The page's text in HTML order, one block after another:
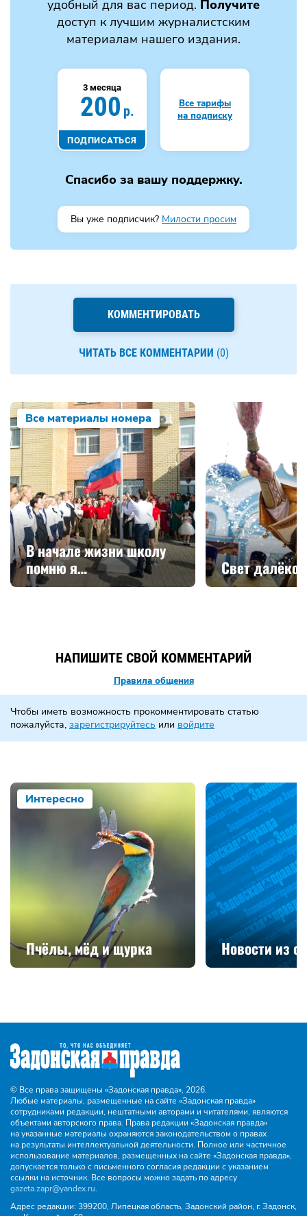
удобный для вас период. Получите
доступ к лучшим журналистским
материалам нашего издания.
3 месяца
200 р.
ПОДПИСАТЬСЯ
Все тарифы
на подписку
Спасибо за вашу поддержку.
Вы уже подписчик? Милости просим
КОММЕНТИРОВАТЬ
ЧИТАТЬ ВСЕ КОММЕНТАРИИ (0)
Все материалы номера
В начале жизни школу
помню я…
Свет
НАПИШИТЕ СВОЙ КОММЕНТАРИЙ
Правила общения
Чтобы иметь возможность прокомментировать статью
пожалуйста, зарегистрируйтесь или войдите
Интересно
Пчёлы, мёд и щурка Новости из
© Все права защищены «Задонская правда», 2026.
Любые материалы, размещенные на сайте «Задонская правда»
сотрудниками редакции, нештатными авторами и читателями, являются
объектами авторского права. Права редакции «Задонская правда»
на указанные материалы охраняются законодательством о правах
на результаты интеллектуальной деятельности. Полное или частичное
использование материалов, размещенных на сайте «Задонская правда»,
допускается только с письменного согласия редакции с указанием
ссылки на источник. Все вопросы можно задать по адресу
gazeta.zapr@yandex.ru.
Адрес редакции: 399200, Липецкая область, Задонский район, г. Задонск,